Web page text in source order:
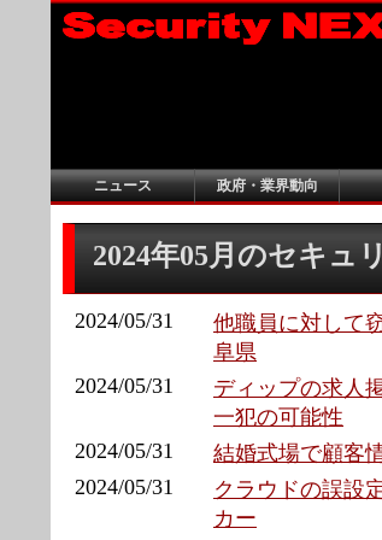
ニュース 政府・業界動向
2024年05月のセキュ
2024/05/31
他職員に対して
阜県
2024/05/31
ディップの求人
一犯の可能性
2024/05/31
結婚式場で顧客
2024/05/31
クラウドの誤設
カー